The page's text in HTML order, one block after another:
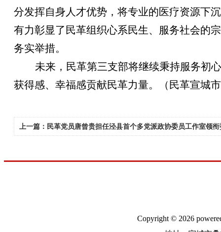
分发挥自身人才优势，将专业的医疗资源下
有力彰显了民革组织心系民生、服务社会的
务实举措。
未来，民革第三支部将继续秉持服务初
获得感、幸福感贡献民革力量。
（民革宣城
上一篇：民革党员唐曾贵担任泾县首个多党派政协委员工作室领衔
Copyright © 2026